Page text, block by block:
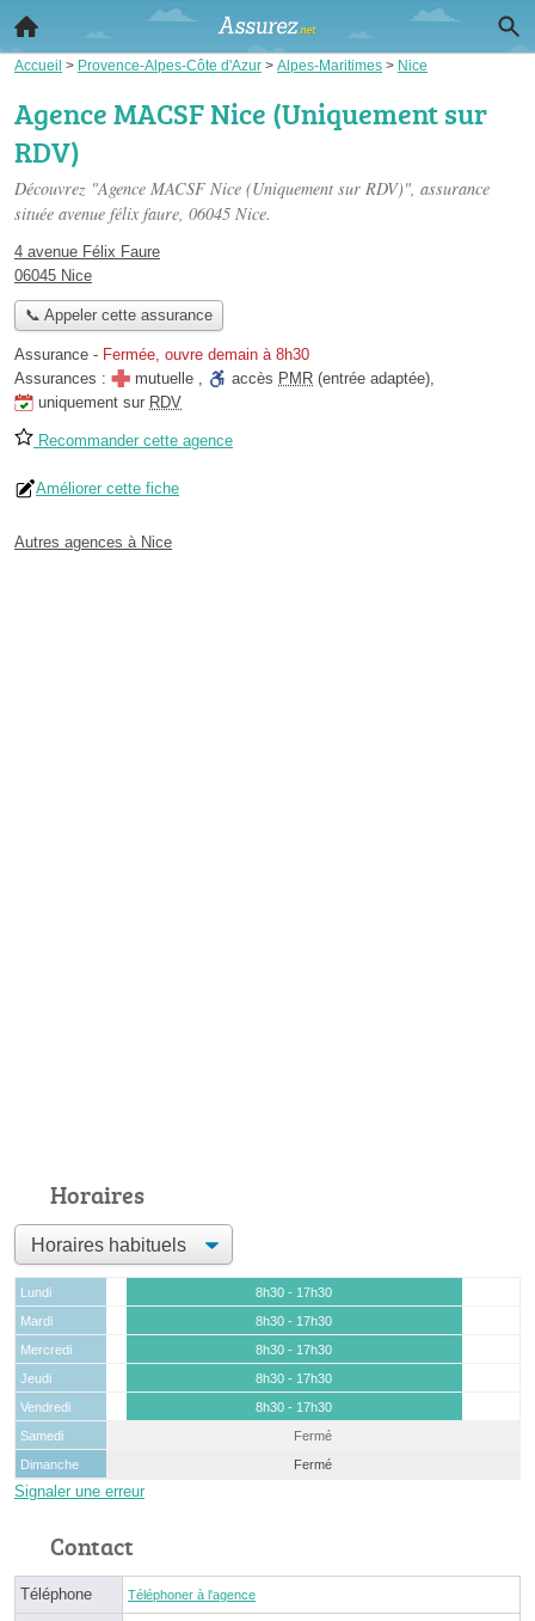
Accueil > Provence-Alpes-Côte d'Azur > Alpes-Maritimes > Nice
Agence MACSF Nice (Uniquement sur
RDV)
Découvrez "Agence MACSF Nice (Uniquement sur RDV)", assurance
située avenue félix faure, 06045 Nice.
4 avenue Félix Faure
06045 Nice
📞 Appeler cette assurance
Assurance - Fermée, ouvre demain à 8h30
Assurances :
mutuelle , accès PMR (entrée adaptée),
uniquement sur RDV
Recommander cette agence
Améliorer cette fiche
Autres agences à Nice
Horaires
Lundi
8h30 - 17h30
Mardi
8h30 - 17h30
Mercredi
8h30 - 17h30
Jeudi
8h30 - 17h30
Vendredi
8h30 - 17h30
Samedi
Fermé
Dimanche
Fermé
Signaler une erreur
Contact
Téléphone Téléphoner à l'agence